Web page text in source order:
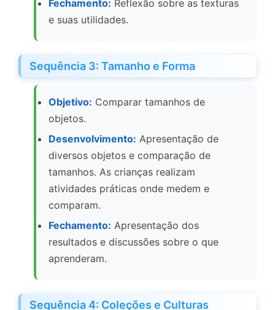
Fechamento: Reflexão sobre as texturas
e suas utilidades.
Sequência 3: Tamanho e Forma
Objetivo: Comparar tamanhos de
objetos.
Desenvolvimento: Apresentação de
diversos objetos e comparação de
tamanhos. As crianças realizam
atividades práticas onde medem e
comparam.
Fechamento: Apresentação dos
resultados e discussões sobre o que
aprenderam.
Sequência 4: Coleções e Culturas